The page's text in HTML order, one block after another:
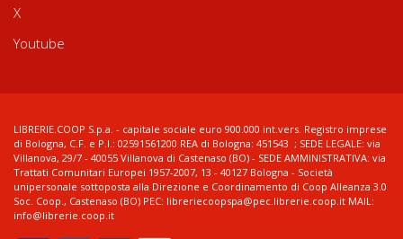
X
Youtube
LIBRERIE.COOP S.p.a. - capitale sociale euro 900.000 int.vers. Registro imprese
di Bologna, C.F. e P.I.: 02591561200 REA di Bologna: 451543 ; SEDE LEGALE: via
Villanova, 29/7 - 40055 Villanova di Castenaso (BO) - SEDE AMMINISTRATIVA: via
Trattati Comunitari Europei 1957-2007, 13 - 40127 Bologna - Società
unipersonale sottoposta alla Direzione e Coordinamento di Coop Alleanza 3.0
Soc. Coop., Castenaso (BO) PEC: libreriecoopspa@pec.librerie.coop.it MAIL:
info@librerie.coop.it